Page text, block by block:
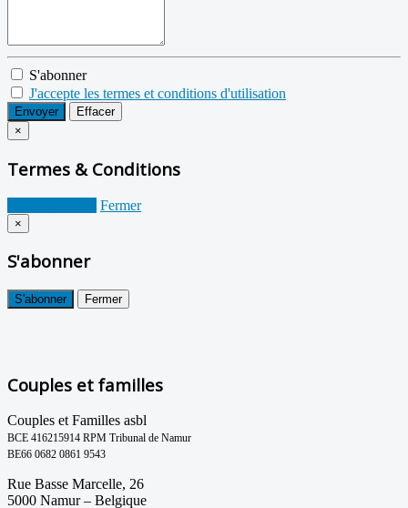
S'abonner
J'accepte les termes et conditions d'utilisation
Envoyer
Effacer
×
Termes & Conditions
Fermer
×
S'abonner
S'abonner Fermer
Couples et familles
Couples et Familles asbl
BCE 416215914 RPM Tribunal de Namur
BE66 0682 0861 9543
Rue Basse Marcelle, 26
5000 Namur – Belgique